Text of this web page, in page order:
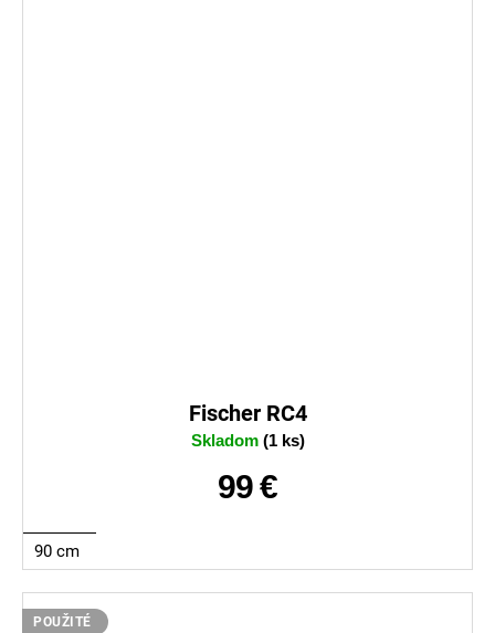
Fischer RC4
Skladom (1 ks)
99 €
90 cm
POUŽITÉ